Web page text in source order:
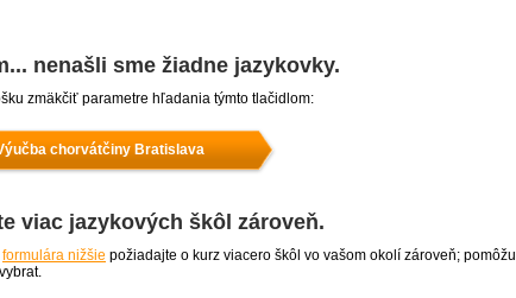
nenašli sme žiadne jazykovky.
zmäkčiť parametre hľadania týmto tlačidlom:
chorvátčiny Bratislava
viac jazykových škôl zároveň.
formulára nižšie požiadajte o kurz viacero škôl vo vašom okolí zároveň; pomôžu